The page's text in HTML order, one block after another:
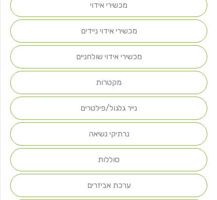
מכשירי אידוי
מכשירי אידוי ניידים
מכשירי אידוי שולחניים
מקטרות
נייר גלגול/פילטרים
נרתיקי נשיאה
סוללות
ערכת אביזרים